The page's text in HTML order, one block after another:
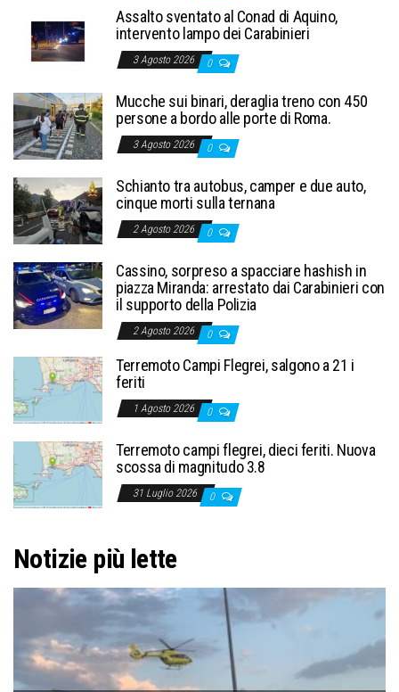
Assalto sventato al Conad di Aquino,
intervento lampo dei Carabinieri
3 Agosto 2026 0
Mucche sui binari, deraglia treno con 450
persone a bordo alle porte di Roma.
3 Agosto 2026 0
Schianto tra autobus, camper e due auto,
cinque morti sulla ternana
2 Agosto 2026 0
Cassino, sorpreso a spacciare hashish in
piazza Miranda: arrestato dai Carabinieri con
il supporto della Polizia
2 Agosto 2026 0
Terremoto Campi Flegrei, salgono a 21 i
feriti
1 Agosto 2026 0
Terremoto campi flegrei, dieci feriti. Nuova
scossa di magnitudo 3.8
31 Luglio 2026 0
Notizie più lette